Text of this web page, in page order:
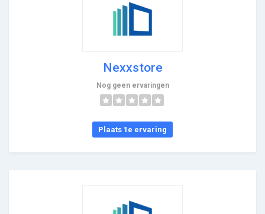
Nexxstore
Nog geen ervaringen
Plaats 1e ervaring